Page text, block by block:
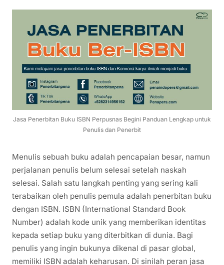
Jasa Penerbitan Buku ISBN Perpusnas Begini Panduan Lengkap untuk
Penulis dan Penerbit
Menulis sebuah buku adalah pencapaian besar, namun
perjalanan penulis belum selesai setelah naskah
selesai. Salah satu langkah penting yang sering kali
terabaikan oleh penulis pemula adalah penerbitan buku
dengan ISBN. ISBN (International Standard Book
Number) adalah kode unik yang memberikan identitas
kepada setiap buku yang diterbitkan di dunia. Bagi
penulis yang ingin bukunya dikenal di pasar global,
memiliki ISBN adalah keharusan. Di sinilah peran jasa